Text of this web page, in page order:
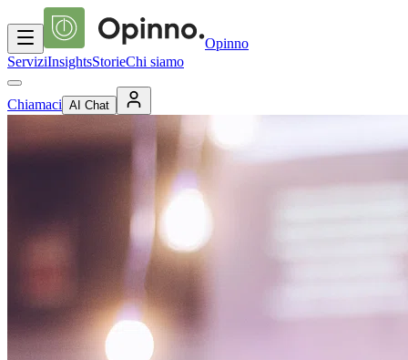
Opinno
ServiziInsightsStorieChi siamo
Chiamaci AI Chat